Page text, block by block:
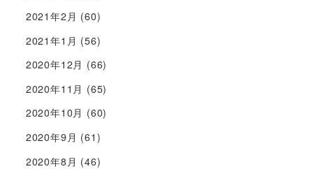
2021年2月 (60)
2021年1月 (56)
2020年12月 (66)
2020年11月 (65)
2020年10月 (60)
2020年9月 (61)
2020年8月 (46)